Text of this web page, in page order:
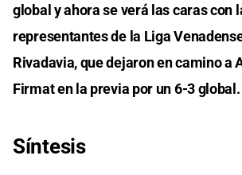
global y ahora se verá las caras con
representantes de la Liga
Rivadavia, que dejaron en camino a
Firmat en la previa por un 6-3 global.
Síntesis